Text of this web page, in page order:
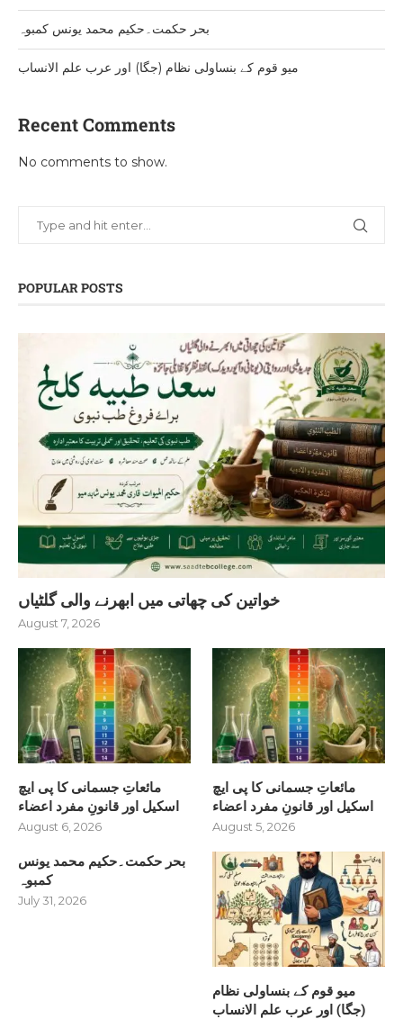
بحر حکمت۔حکیم محمد یونس کمبوہ
میو قوم کے بنساولی نظام (جگا) اور عرب علم الانساب
Recent Comments
No comments to show.
POPULAR POSTS
خواتین کی چھاتی میں ابھرنے والی گلٹیاں
August 7, 2026
مائعاتِ جسمانی کا پی ایچ
اسکیل اور قانونِ مفرد اعضاء
August 6, 2026
مائعاتِ جسمانی کا پی ایچ
اسکیل اور قانونِ مفرد اعضاء
August 5, 2026
بحر حکمت۔حکیم محمد یونس
کمبوہ
July 31, 2026
میو قوم کے بنساولی نظام
(جگا) اور عرب علم الانساب